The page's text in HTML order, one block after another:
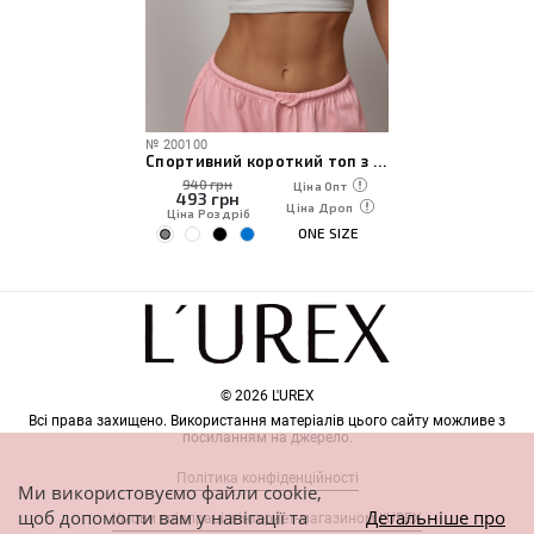
№ 200100
Спортивний короткий топ з чашечками
940 грн
493 грн
Ціна Роздріб
Ціна Опт
Ціна Дроп
ONE SIZE
© 2026 L'UREX
Всі права захищено. Використання матеріалів цього сайту можливе з
посиланням на джерело.
Політика конфіденційності
Умови співпраці з інтернет-магазином L'UREX
Ми використовуємо файли cookie,
щоб допомогти вам у навігації та
Детальніше про